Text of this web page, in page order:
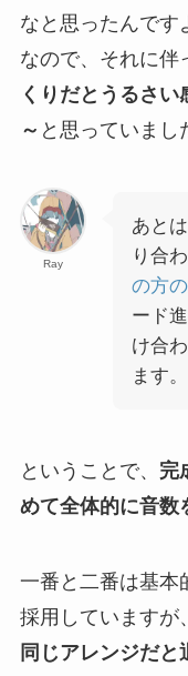
なと思ったんです
なので、それに伴
くりだとうるさ
～ と思っていまし
Ray
あと
り合
の方
ード
け合
ます。
ということで、 完
めて全体的に音数
一番と二番は基本
採用していますが、
同じアレンジだ